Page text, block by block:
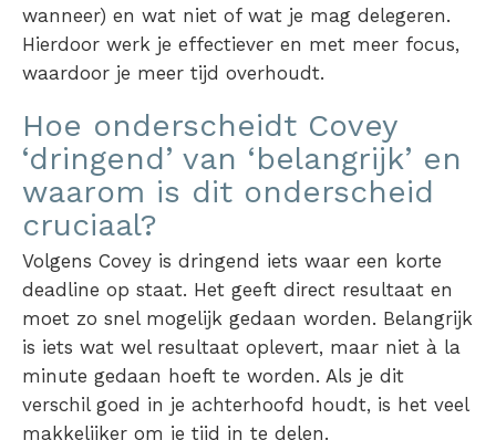
wanneer) en wat niet of wat je mag delegeren.
Hierdoor werk je effectiever en met meer focus,
waardoor je meer tijd overhoudt.
Hoe onderscheidt Covey
‘dringend’ van ‘belangrijk’ en
waarom is dit onderscheid
cruciaal?
Volgens Covey is dringend iets waar een korte
deadline op staat. Het geeft direct resultaat en
moet zo snel mogelijk gedaan worden. Belangrijk
is iets wat wel resultaat oplevert, maar niet à la
minute gedaan hoeft te worden. Als je dit
verschil goed in je achterhoofd houdt, is het veel
makkelijker om je tijd in te delen.